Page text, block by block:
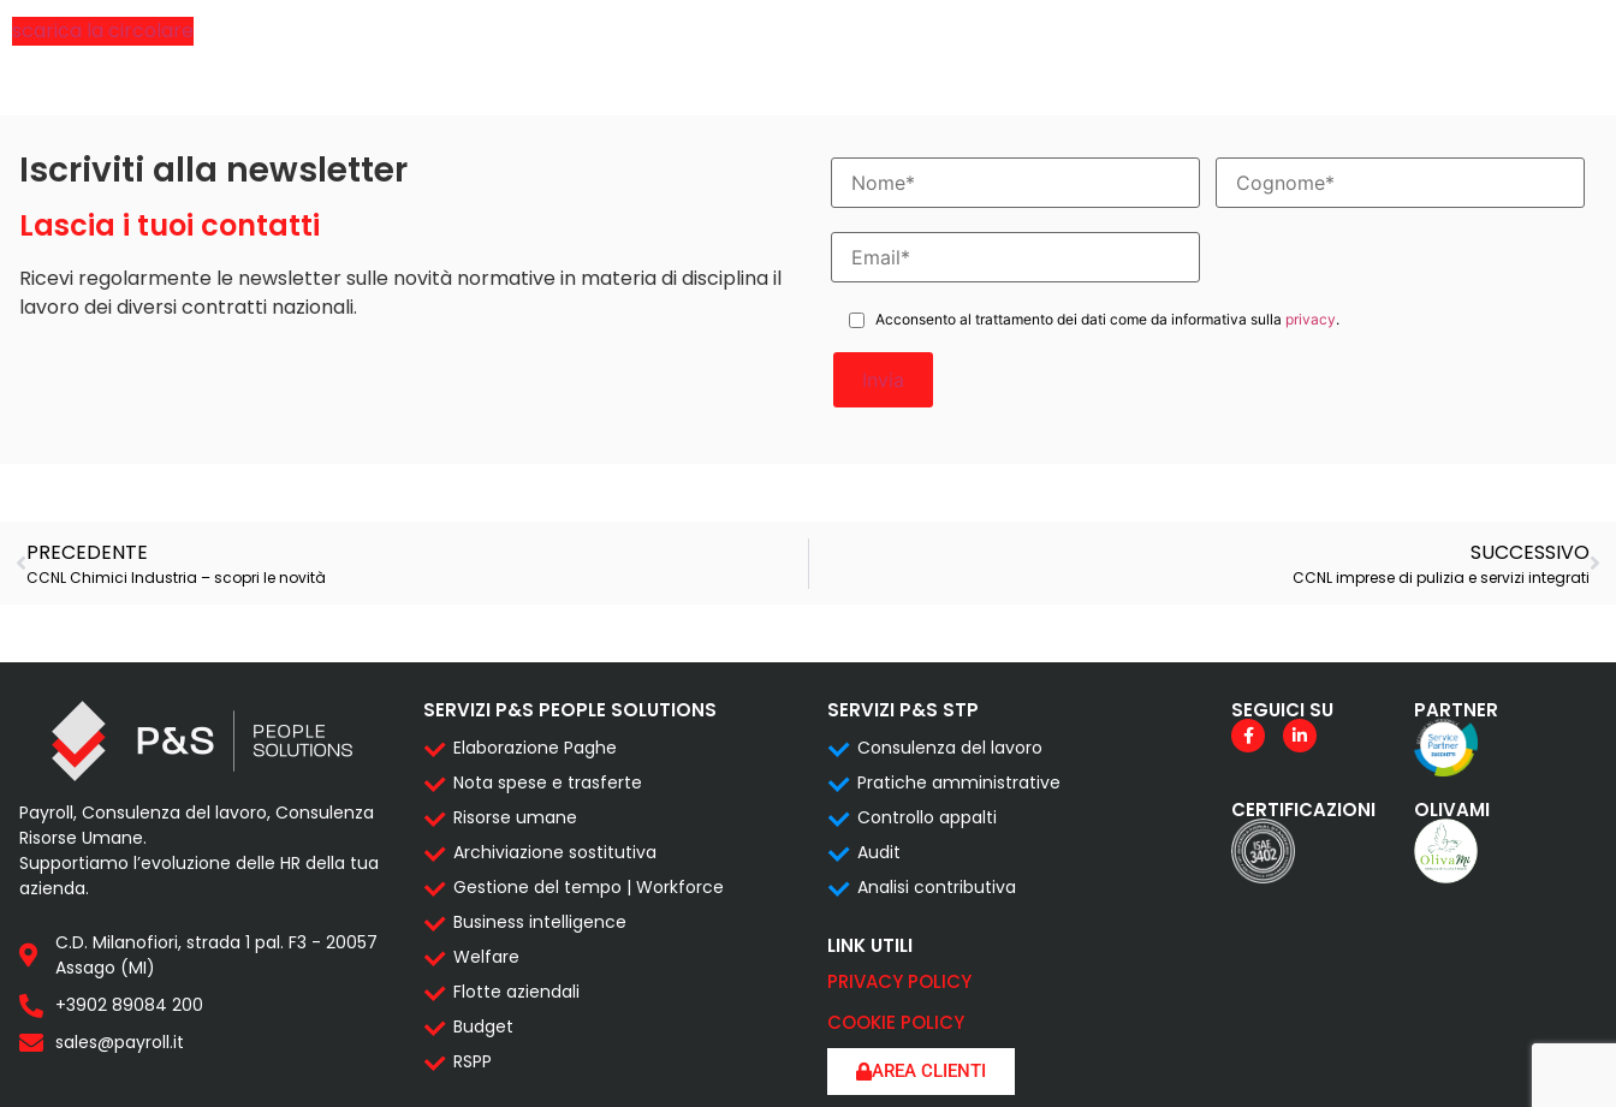
scarica la circolare
Iscriviti alla newsletter
Lascia i tuoi contatti
Ricevi regolarmente le newsletter sulle novità normative in materia di disciplina il
lavoro dei diversi contratti nazionali.
Acconsento al trattamento dei dati come da informativa sulla privacy.
PRECEDENTE
CCNL Chimici Industria – scopri le novità
SUCCESSIVO
CCNL imprese di pulizia e servizi integrati
Payroll, Consulenza del lavoro, Consulenza
Risorse Umane.
Supportiamo l’evoluzione delle HR della tua
azienda.
C.D. Milanofiori, strada 1 pal. F3 - 20057
Assago (MI)
+3902 89084 200
sales@payroll.it
SERVIZI P&S PEOPLE SOLUTIONS
Elaborazione Paghe
Nota spese e trasferte
Risorse umane
Archiviazione sostitutiva
Gestione del tempo | Workforce
Business intelligence
Welfare
Flotte aziendali
Budget
RSPP
SERVIZI P&S STP
Consulenza del lavoro
Pratiche amministrative
Controllo appalti
Audit
Analisi contributiva
LINK UTILI
PRIVACY POLICY
COOKIE POLICY
AREA CLIENTI
SEGUICI SU PARTNER
CERTIFICAZIONI OLIVAMI